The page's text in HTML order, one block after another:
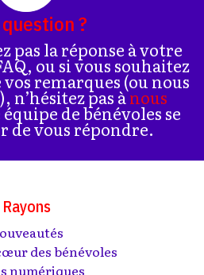
?
pas la réponse à votre
ou si vous souhaitez
remarques (ou nous
pas ànous
de bénévoles se
de vous répondre.
Rayons
des bénévoles
numériques